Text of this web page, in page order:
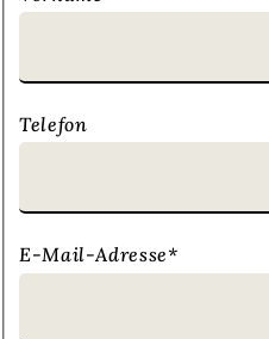
Telefon
E-Mail-Adresse*